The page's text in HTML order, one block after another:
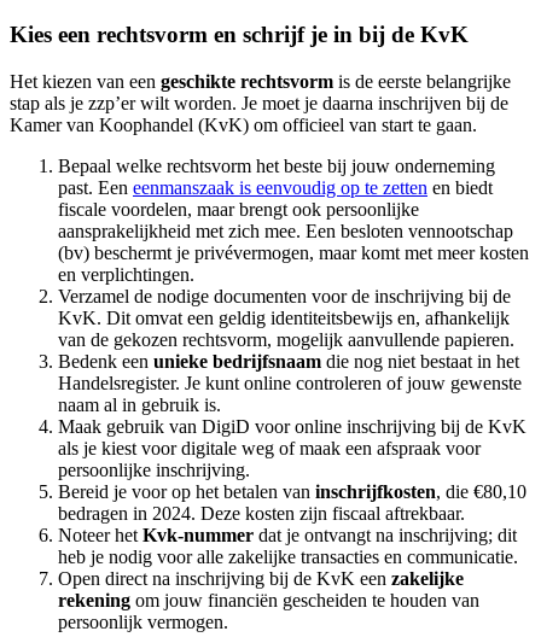
Kies een rechtsvorm en schrijf je in bij de KvK
Het kiezen van een geschikte rechtsvorm is de eerste belangrijke
stap als je zzp’er wilt worden. Je moet je daarna inschrijven bij de
Kamer van Koophandel (KvK) om officieel van start te gaan.
Bepaal welke rechtsvorm het beste bij jouw onderneming
past. Een eenmanszaak is eenvoudig op te zetten en biedt
fiscale voordelen, maar brengt ook persoonlijke
aansprakelijkheid met zich mee. Een besloten vennootschap
(bv) beschermt je privévermogen, maar komt met meer kosten
en verplichtingen.
Verzamel de nodige documenten voor de inschrijving bij de
KvK. Dit omvat een geldig identiteitsbewijs en, afhankelijk
van de gekozen rechtsvorm, mogelijk aanvullende papieren.
Bedenk een unieke bedrijfsnaam die nog niet bestaat in het
Handelsregister. Je kunt online controleren of jouw gewenste
naam al in gebruik is.
Maak gebruik van DigiD voor online inschrijving bij de KvK
als je kiest voor digitale weg of maak een afspraak voor
persoonlijke inschrijving.
Bereid je voor op het betalen van inschrijfkosten, die €80,10
bedragen in 2024. Deze kosten zijn fiscaal aftrekbaar.
Noteer het Kvk-nummer dat je ontvangt na inschrijving; dit
heb je nodig voor alle zakelijke transacties en communicatie.
Open direct na inschrijving bij de KvK een zakelijke
rekening om jouw financiën gescheiden te houden van
persoonlijk vermogen.